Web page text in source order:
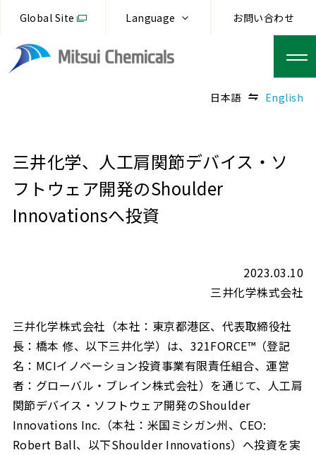
Global Site Language お問い合わせ
日本語 English
三井化学、人工肩関節デバイス・ソ
フトウェア開発のShoulder
Innovationsへ投資
2023.03.10
三井化学株式会社
三井化学株式会社（本社：東京都港区、代表取締役社
長：橋本 修、以下三井化学）は、321FORCE™（登記
名：MCIイノベーション投資事業有限責任組合、運営
者：グローバル・ブレイン株式会社）を通じて、人工肩
関節デバイス・ソフトウェア開発のShoulder
Innovations Inc.（本社：米国ミシガン州、CEO:
Robert Ball、以下Shoulder Innovations）へ投資を実